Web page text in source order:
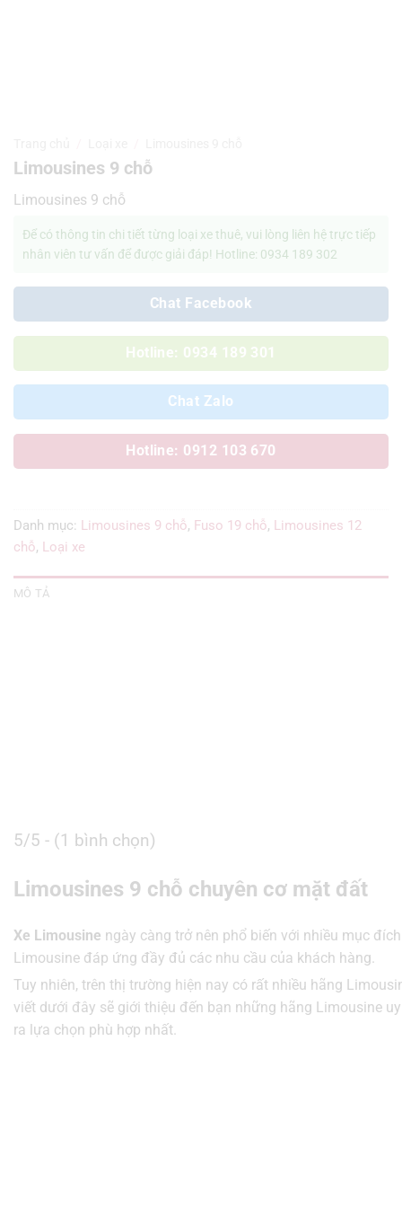
Limousines 9 chỗ
Limousines 9 chỗ
Để có thông tin chi tiết từng loại xe thuê, vui lòng liên hệ trực tiếp
nhân viên tư vấn để được giải đáp! Hotline: 0934 189 302
Chat Facebook
Hotline: 0934 189 301
Chat Zalo
Hotline: 0912 103 670
Danh mục: Limousines 9 chỗ, Fuso 19 chỗ, Limousines 12
chỗ, Loại xe
MÔ TẢ
5/5 - (1 bình chọn)
Limousines 9 chỗ chuyên cơ mặt đất
Xe Limousine ngày càng trở nên phổ biến với nhiều mục
Limousine đáp ứng đầy đủ các nhu cầu của khách hàng.
Tuy nhiên, trên thị trường hiện nay có rất nhiều hãng
viết dưới đây sẽ giới thiệu đến bạn những hãng Limousine
ra lựa chọn phù hợp nhất.